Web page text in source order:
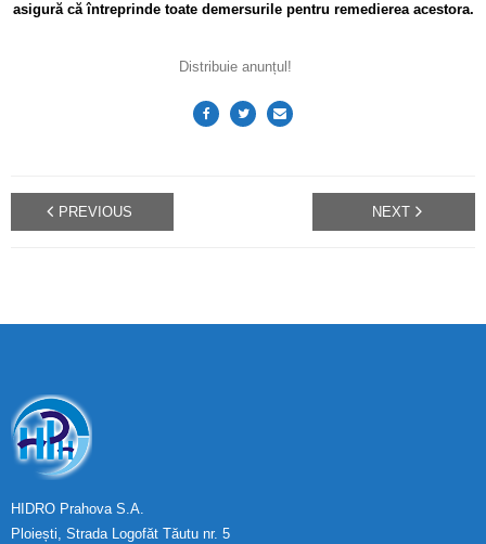
asigură că întreprinde toate demersurile pentru remedierea acestora.
Distribuie anunțul!
PREVIOUS NEXT
HIDRO Prahova S.A.
Ploiești, Strada Logofăt Tăutu nr. 5